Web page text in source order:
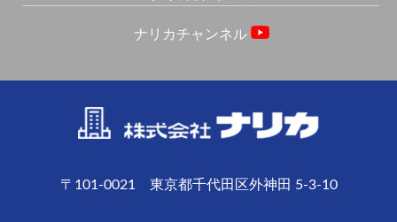
ナリカチャンネル
〒101-0021 東京都千代田区外神田 5-3-10